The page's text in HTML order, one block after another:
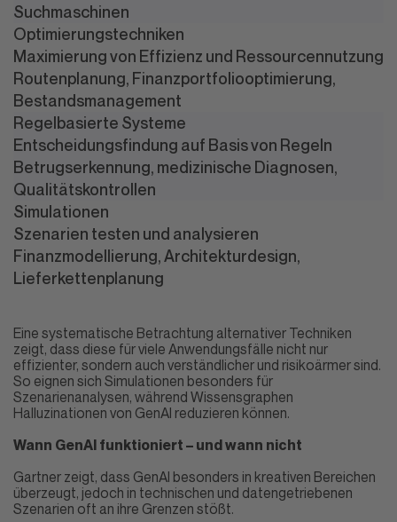
Suchmaschinen
Optimierungstechniken
Maximierung von Effizienz und Ressourcennutzung
Routenplanung, Finanzportfoliooptimierung,
Bestandsmanagement
Regelbasierte Systeme
Entscheidungsfindung auf Basis von Regeln
Betrugserkennung, medizinische Diagnosen,
Qualitätskontrollen
Simulationen
Szenarien testen und analysieren
Finanzmodellierung, Architekturdesign,
Lieferkettenplanung
Eine systematische Betrachtung alternativer Techniken
zeigt, dass diese für viele Anwendungsfälle nicht nur
effizienter, sondern auch verständlicher und risikoärmer sind.
So eignen sich Simulationen besonders für
Szenarienanalysen, während Wissensgraphen
Halluzinationen von GenAI reduzieren können.
Wann GenAI funktioniert – und wann nicht
Gartner zeigt, dass GenAI besonders in kreativen Bereichen
überzeugt, jedoch in technischen und datengetriebenen
Szenarien oft an ihre Grenzen stößt.